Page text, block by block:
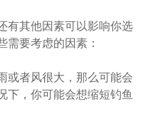
有其他因素可以影响你选
需要考虑的因素：
或者风很大，那么可能会
下，你可能会想缩短钓鱼